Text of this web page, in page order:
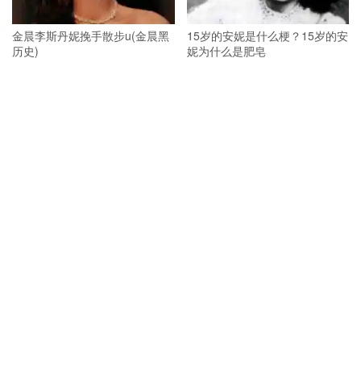
金晨李斯丹妮挽手散步u(金晨黑
历史)
15岁的安妮是什么梗？15岁的安
妮为什么是肥皂